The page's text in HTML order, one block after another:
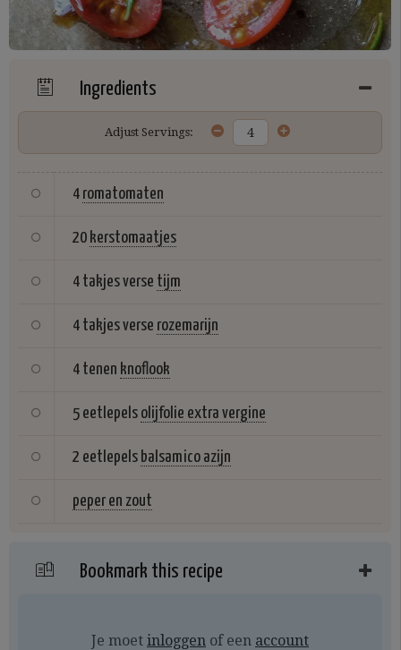
Ingredients
Adjust Servings:
4 romatomaten
20 kerstomaatjes
4 takjes verse tijm
4 takjes verse rozemarijn
4 tenen knoflook
5 eetlepels olijfolie extra vergine
2 eetlepels balsamico azijn
peper en zout
Bookmark this recipe
Je moet inloggen of een account